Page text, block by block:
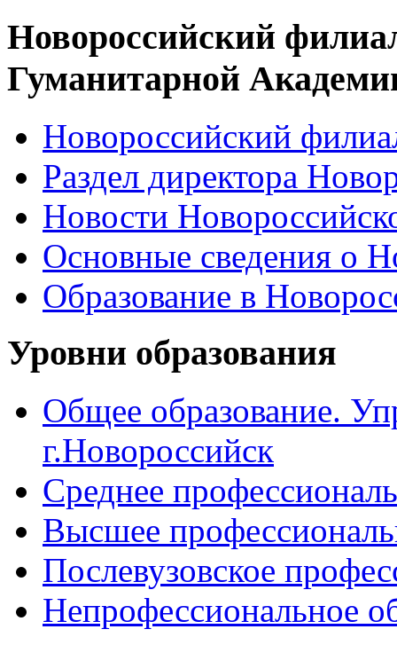
Новороссийский
Гуманитарной
Новороссийский
Раздел директора
Новости
Основные сведения о
Образование в
Уровни образования
Общее образование.
г.Новороссийск
Среднее
Высшее
Послевузовское
Непрофессиональное